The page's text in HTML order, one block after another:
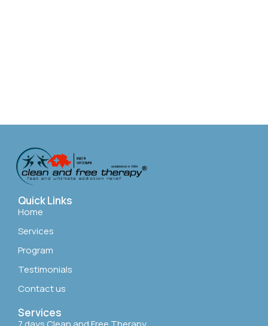
Quick Links
Home
Services
Program
Testimonials
Contact us
Services